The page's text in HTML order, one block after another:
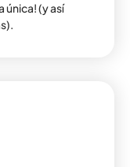
única! (y así